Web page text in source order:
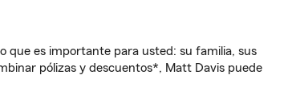
que es importante para usted: su familia, sus
pólizas y descuentos*, Matt Davis puede